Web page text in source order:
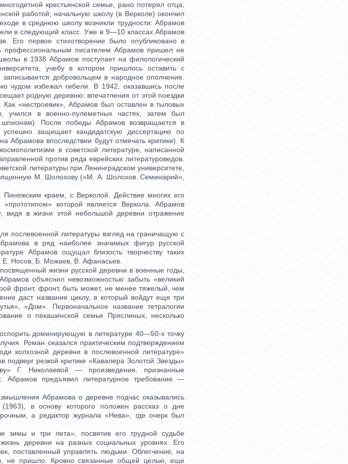
крестьянской семье, рано потерял отца;
работой; начальную школу (в Верколе) окончил
в среднюю школу возникли трудности: Абрамов
в следующий класс. Уже в 9—10 классах Абрамов
Его первое стихотворение было опубликовано в
профессиональным писателем Абрамов пришел не
в 1938 Абрамов поступает на филологический
учебу в котором пришлось оставить с
добровольцем в народное ополчение.
чудом избежал гибели. В 1942, оказавшись после
родную деревню: впечатления от этой поездки
Как «нестроевик», Абрамов был оставлен в тыловых
учился в военно-пулеметных частях, затем был
После победы Абрамов возвращается в
успешно защищает кандидатскую диссертацию по
впоследствии будут отмечать критики). К
в советской литературе, написанной
против ряда еврейских литературоведов.
литературы при Ленинградском университете,
М. Шолохову («М. А. Шолохов. Семинарий»,
краем, с Верколой. Действие многих его
которой является Веркола. Абрамов
видя в жизни этой небольшой деревни отражение
литературы взгляд на граничащую с
в ряд наиболее значимых фигур русской
Абрамов ощущал близость творчеству таких
Е. Носов, Б. Можаев, В. Афанасьев.
жизни русской деревни в военные годы,
объяснил невозможностью забыть «великий
фронт, фронт, быть может, не менее тяжелый, чем
даст название циклу, в который войдут еще три
«Дом». Первоначальное название тетралогии
о пекашинской семье Пряслиных, несколько
доминирующую в литературе 40—50-х точку
Роман оказался практическим подтверждением
колхозной деревни в послевоенной литературе»
резкой критике «Кавалера Золотой Звезды»
Г. Николаевой — произведения, признанные
Абрамов предъявил литературное требование —
Абрамова о деревне подчас оказывались
в основу которого положен рассказ о дне
а редактор журнала «Нева», где очерк был
и три лета», посвятив его трудной судьбе
деревни на разных социальных уровнях. Его
поставленный управлять людьми. Облегчение, на
не пришло. Кровно связанные общей целью, еще